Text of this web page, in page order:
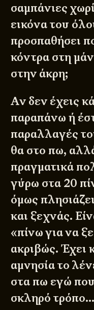
σαμπάνιες
εικόνα του
προσπαθήσει
κόντρα στη
στην άκρη;
Αν δεν έχεις
παραπάνω ή
παραλλαγές
θα στο πω,
πραγματικά
γύρω στα 20
όμως
και ξεχνάς.
«πίνω για να
ακριβώς. Έχει
αμνησία το
στα πω εγώ
σκληρό τρόπο…